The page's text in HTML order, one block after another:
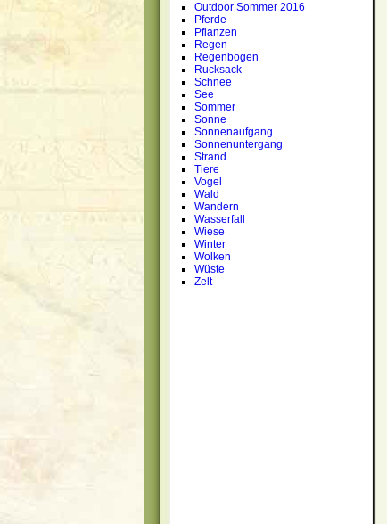
Outdoor Sommer 2016
Pferde
Pflanzen
Regen
Regenbogen
Rucksack
Schnee
See
Sommer
Sonne
Sonnenaufgang
Sonnenuntergang
Strand
Tiere
Vogel
Wald
Wandern
Wasserfall
Wiese
Winter
Wolken
Wüste
Zelt